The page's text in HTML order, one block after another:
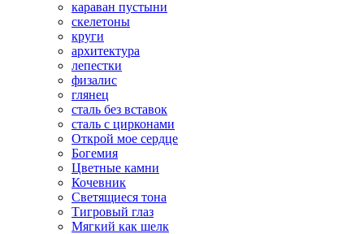
караван пустыни
скелетоны
круги
архитектура
лепестки
физалис
глянец
сталь без вставок
сталь с цирконами
Открой мое сердце
Богемия
Цветные камни
Кочевник
Светящиеся тона
Тигровый глаз
Мягкий как шелк